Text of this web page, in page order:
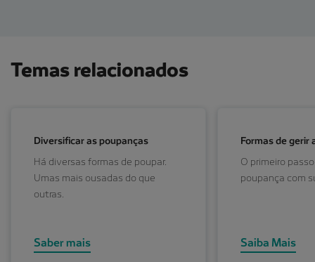
Temas relacionados
Diversificar as poupanças
Há diversas formas de poupar.
Umas mais ousadas do que
outras.
Saber mais
Formas de gerir
O primeiro
poupança com
Saiba Mais